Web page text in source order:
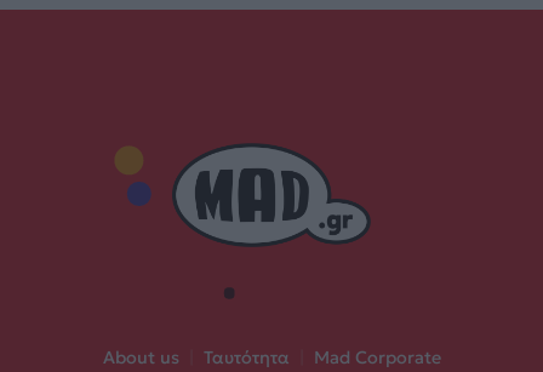
About us Ταυτότητα
Mad Corporate